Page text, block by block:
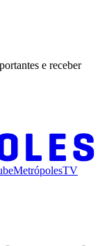
e receber
MetrópolesTV